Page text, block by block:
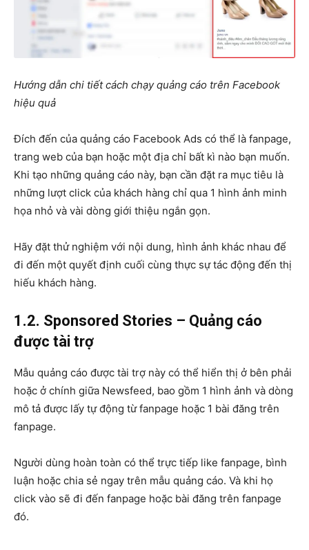
Hướng dẫn chi tiết cách chạy quảng cáo trên Facebook
hiệu quả
Đích đến của quảng cáo Facebook Ads có thể là fanpage,
trang web của bạn hoặc một địa chỉ bất kì nào bạn muốn.
Khi tạo những quảng cáo này, bạn cần đặt ra mục tiêu là
những lượt click của khách hàng chỉ qua 1 hình ảnh minh
họa nhỏ và vài dòng giới thiệu ngắn gọn.
Hãy đặt thử nghiệm với nội dung, hình ảnh khác nhau để
đi đến một quyết định cuối cùng thực sự tác động đến thị
hiếu khách hàng.
1.2. Sponsored Stories – Quảng cáo
được tài trợ
Mẫu quảng cáo được tài trợ này có thể hiển thị ở bên phải
hoặc ở chính giữa Newsfeed, bao gồm 1 hình ảnh và dòng
mô tả được lấy tự động từ fanpage hoặc 1 bài đăng trên
fanpage.
Người dùng hoàn toàn có thể trực tiếp like fanpage, bình
luận hoặc chia sẻ ngay trên mẫu quảng cáo. Và khi họ
click vào sẽ đi đến fanpage hoặc bài đăng trên fanpage
đó.